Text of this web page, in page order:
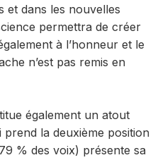
et dans les nouvelles
permettra de créer
à l’honneur et le
n’est pas remis en
également un atout
la deuxième position
% des voix) présente sa